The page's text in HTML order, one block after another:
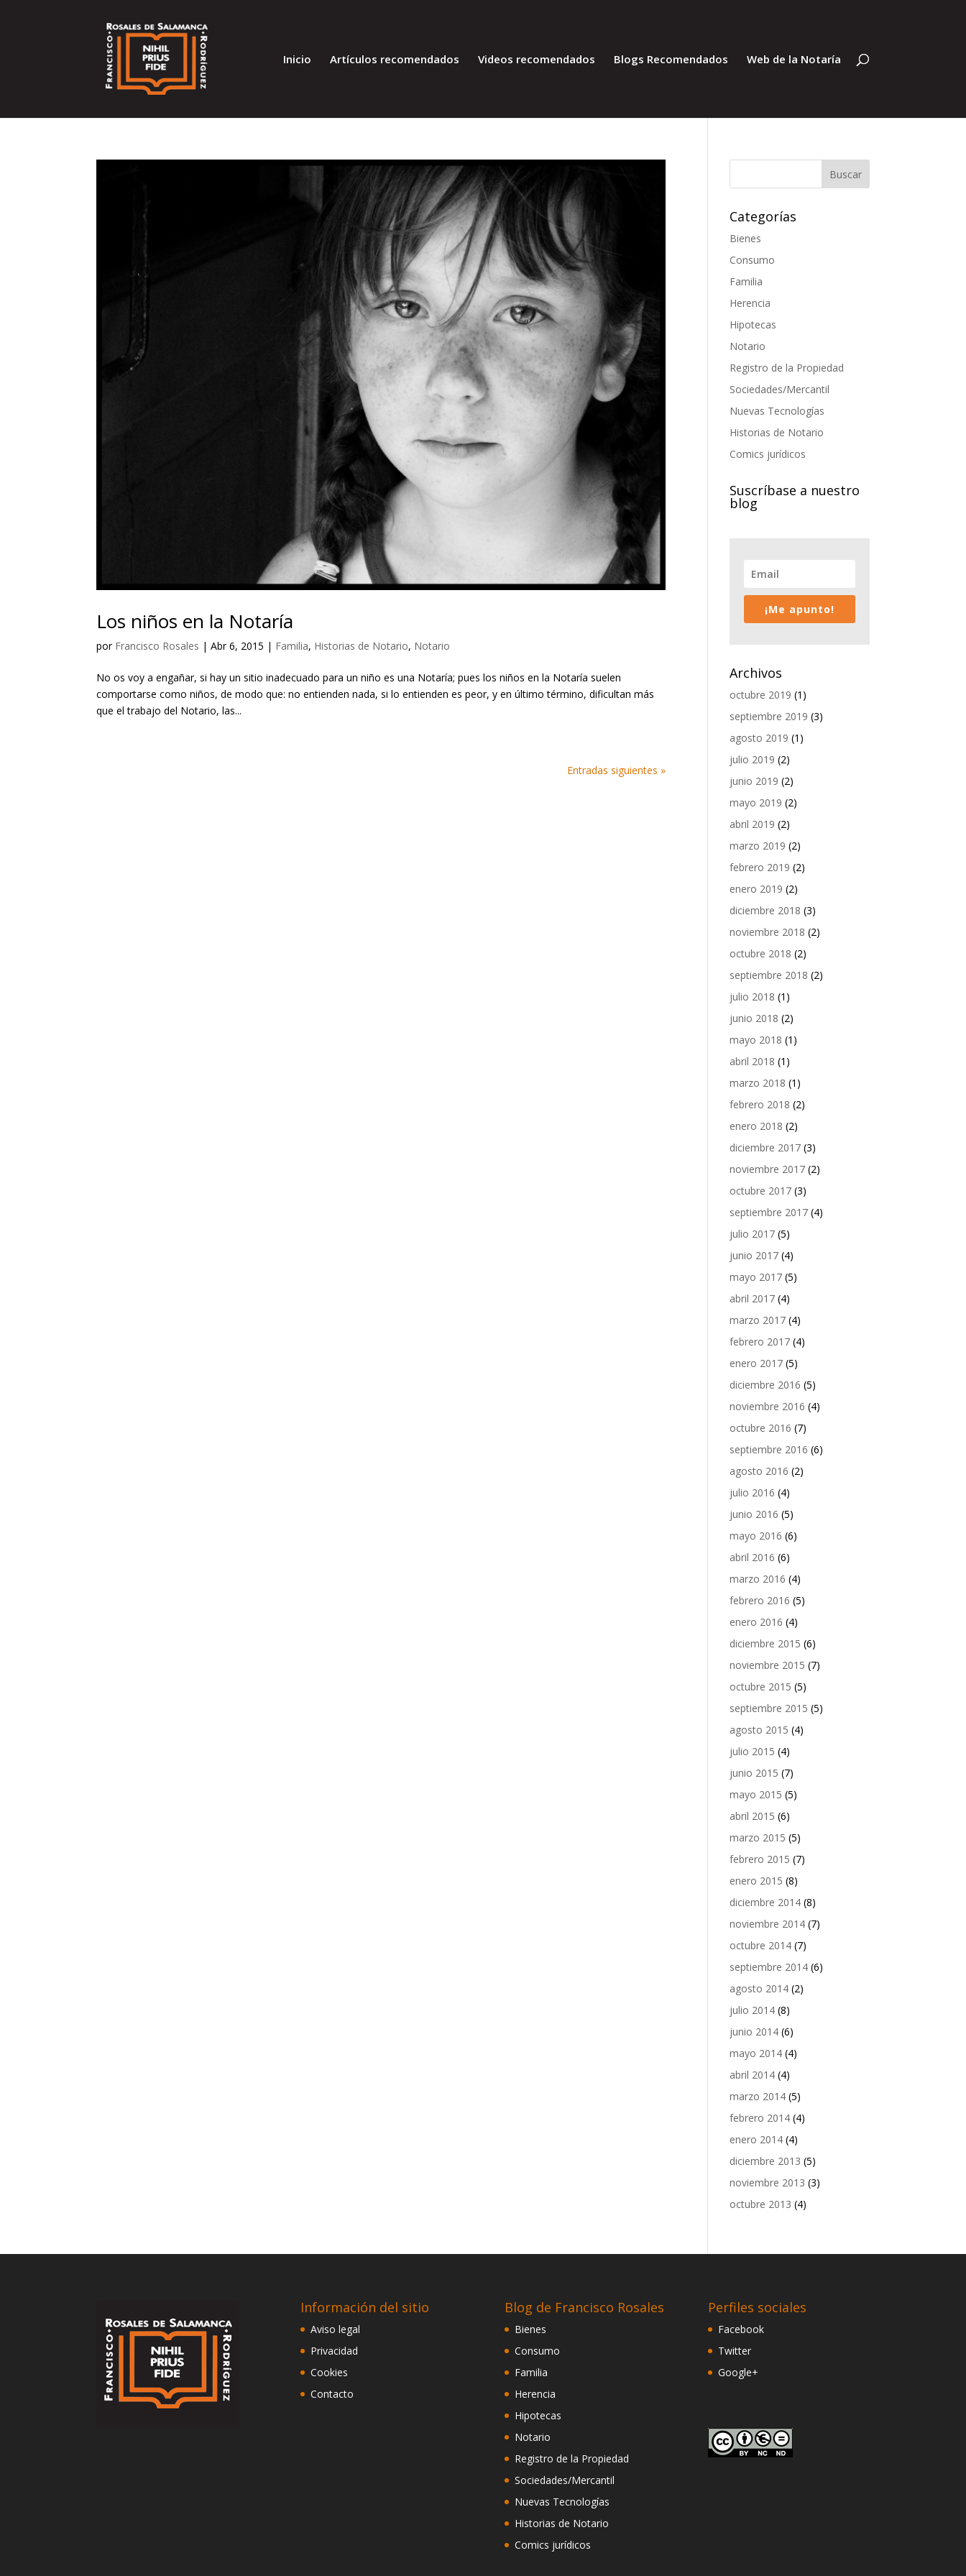
Inicio Artículos recomendados Videos recomendados Blogs Recomendados Web de la Notaría
Los niños en la Notaría
por Francisco Rosales |Abr 6, 2015 | Familia, Historias de Notario, Notario
No os voy a engañar, si hay un sitio inadecuado para un niño es una Notaría; pues los niños en la Notaría suelen
comportarse como niños, de modo que: no entienden nada, si lo entienden es peor, y en último término, dificultan más
que el trabajo del Notario, las...
Entradas siguientes »
Categorías
Bienes
Consumo
Familia
Herencia
Hipotecas
Notario
Registro de la Propiedad
Sociedades/Mercantil
Nuevas Tecnologías
Historias de Notario
Comics jurídicos
Suscríbase a nuestro
blog
¡Me apunto!
Archivos
octubre 2019 (1)
septiembre 2019 (3)
agosto 2019 (1)
julio 2019 (2)
junio 2019 (2)
mayo 2019 (2)
abril 2019 (2)
marzo 2019 (2)
febrero 2019 (2)
enero 2019 (2)
diciembre 2018 (3)
noviembre 2018 (2)
octubre 2018 (2)
septiembre 2018 (2)
julio 2018 (1)
junio 2018 (2)
mayo 2018 (1)
abril 2018 (1)
marzo 2018 (1)
febrero 2018 (2)
enero 2018 (2)
diciembre 2017 (3)
noviembre 2017 (2)
octubre 2017 (3)
septiembre 2017 (4)
julio 2017 (5)
junio 2017 (4)
mayo 2017 (5)
abril 2017 (4)
marzo 2017 (4)
febrero 2017 (4)
enero 2017 (5)
diciembre 2016 (5)
noviembre 2016 (4)
octubre 2016 (7)
septiembre 2016 (6)
agosto 2016 (2)
julio 2016 (4)
junio 2016 (5)
mayo 2016 (6)
abril 2016 (6)
marzo 2016 (4)
febrero 2016 (5)
enero 2016 (4)
diciembre 2015 (6)
noviembre 2015 (7)
octubre 2015 (5)
septiembre 2015 (5)
agosto 2015 (4)
julio 2015 (4)
junio 2015 (7)
mayo 2015 (5)
abril 2015 (6)
marzo 2015 (5)
febrero 2015 (7)
enero 2015 (8)
diciembre 2014 (8)
noviembre 2014 (7)
octubre 2014 (7)
septiembre 2014 (6)
agosto 2014 (2)
julio 2014 (8)
junio 2014 (6)
mayo 2014 (4)
abril 2014 (4)
marzo 2014 (5)
febrero 2014 (4)
enero 2014 (4)
diciembre 2013 (5)
noviembre 2013 (3)
octubre 2013 (4)
Información del sitio
Aviso legal
Privacidad
Cookies
Contacto
Blog de Francisco Rosales
Bienes
Consumo
Familia
Herencia
Hipotecas
Notario
Registro de la Propiedad
Sociedades/Mercantil
Nuevas Tecnologías
Historias de Notario
Comics jurídicos
Perfiles sociales
Facebook
Twitter
Google+